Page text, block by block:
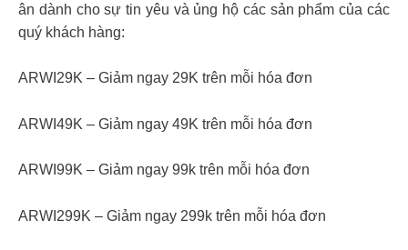
ân dành cho sự tin yêu và ủng hộ các sản phẩm của các
quý khách hàng:
ARWI29K – Giảm ngay 29K trên mỗi hóa đơn
ARWI49K – Giảm ngay 49K trên mỗi hóa đơn
ARWI99K – Giảm ngay 99k trên mỗi hóa đơn
ARWI299K – Giảm ngay 299k trên mỗi hóa đơn